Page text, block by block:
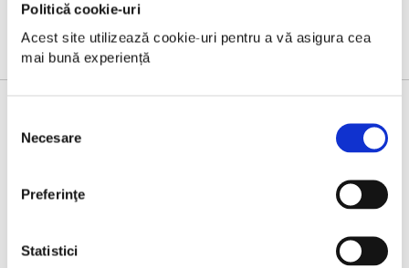
Politică cookie-uri
Acest site utilizează cookie-uri pentru a vă asigura cea
mai bună experiență
consimțământului
Necesare
Preferinţe
Statistici